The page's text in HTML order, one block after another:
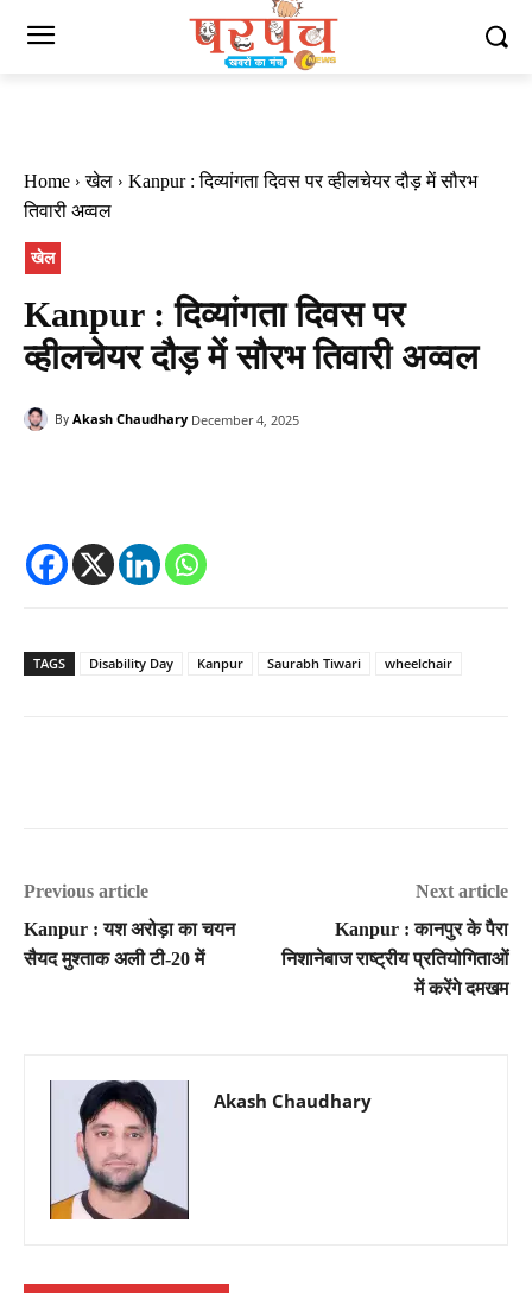
Home खेल
Kanpur : दिव्यांगता दिवस पर व्हीलचेयर दौड़ में सौरभ
तिवारी अव्वल
खेल
Kanpur : दिव्यांगता दिवस पर
व्हीलचेयर दौड़ में सौरभ तिवारी अव्वल
By Akash Chaudhary December 4, 2025
TAGS Disability Day Kanpur Saurabh Tiwari wheelchair
Previous article
Kanpur : यश अरोड़ा का चयन
सैयद मुश्ताक अली टी-20 में
Next article
Kanpur : कानपुर के पैरा
निशानेबाज राष्ट्रीय प्रतियोगिताओं
में करेंगे दमखम
Akash Chaudhary